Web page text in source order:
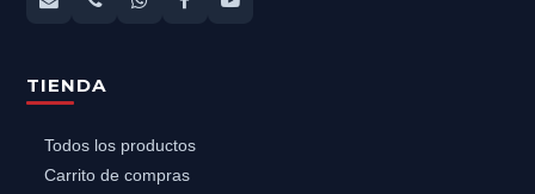
TIENDA
Todos los productos
Carrito de compras